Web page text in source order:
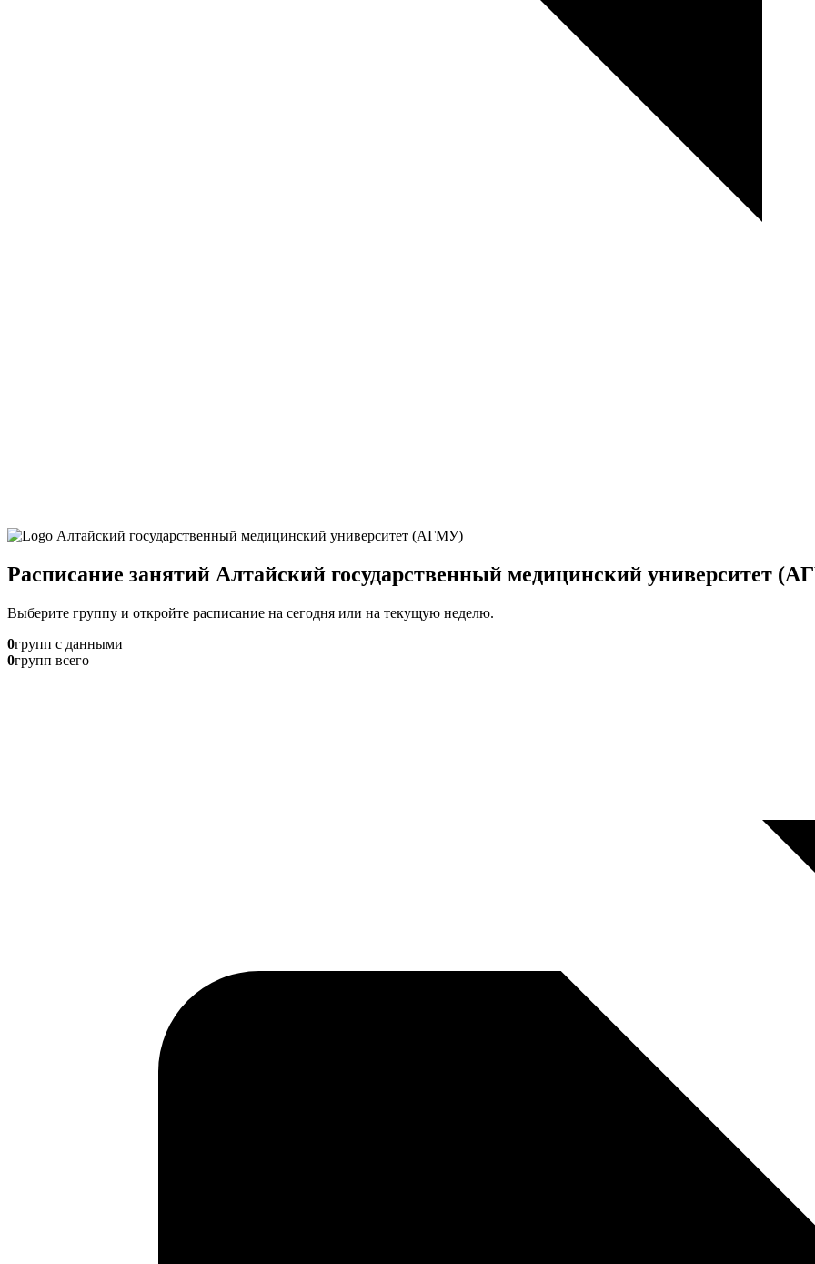
Расписание занятий Алтайский государственный медицинский университет
Выберите группу и откройте расписание на сегодня или на текущую неделю.
0групп с данными
0групп всего